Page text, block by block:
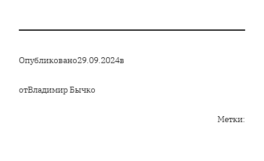
Опубликовано29.09.2024в
отВладимир Бычко
Метки: